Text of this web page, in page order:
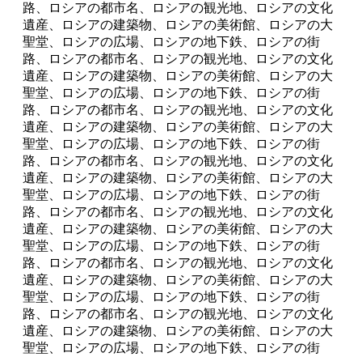
路、ロシアの都市名、ロシアの観光地、ロシアの文化
遺産、ロシアの建築物、ロシアの美術館、ロシアの大
聖堂、ロシアの広場、ロシアの地下鉄、ロシアの街
路、ロシアの都市名、ロシアの観光地、ロシアの文化
遺産、ロシアの建築物、ロシアの美術館、ロシアの大
聖堂、ロシアの広場、ロシアの地下鉄、ロシアの街
路、ロシアの都市名、ロシアの観光地、ロシアの文化
遺産、ロシアの建築物、ロシアの美術館、ロシアの大
聖堂、ロシアの広場、ロシアの地下鉄、ロシアの街
路、ロシアの都市名、ロシアの観光地、ロシアの文化
遺産、ロシアの建築物、ロシアの美術館、ロシアの大
聖堂、ロシアの広場、ロシアの地下鉄、ロシアの街
路、ロシアの都市名、ロシアの観光地、ロシアの文化
遺産、ロシアの建築物、ロシアの美術館、ロシアの大
聖堂、ロシアの広場、ロシアの地下鉄、ロシアの街
路、ロシアの都市名、ロシアの観光地、ロシアの文化
遺産、ロシアの建築物、ロシアの美術館、ロシアの大
聖堂、ロシアの広場、ロシアの地下鉄、ロシアの街
路、ロシアの都市名、ロシアの観光地、ロシアの文化
遺産、ロシアの建築物、ロシアの美術館、ロシアの大
聖堂、ロシアの広場、ロシアの地下鉄、ロシアの街